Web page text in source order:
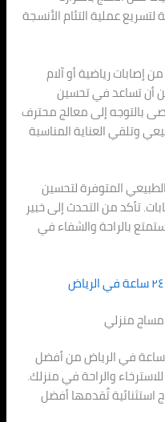
لتسريع عملية التئام الأنسجة
إصابات رياضية أو آلام
أن تساعد في تحسين
بالتوجه إلى معالج محترف
وتلقي العناية المناسبة
المتوفرة لتحسين
تأكد من التحدث إلى خبير
بالراحة والشفاء في
منزلي
تُعد خدمة مساج المنزل على مدار 24 ساعة في الرياض من أفضل
والراحة في منزلك.
استثنائية تُقدمها أفضل